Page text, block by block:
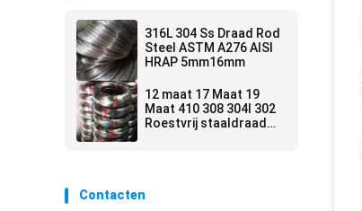
316L 304 Ss Draad Rod
Steel ASTM A276 AISI
HRAP 5mm16mm
12 maat 17 Maat 19
Maat 410 308 304l 302
Roestvrij staaldraad
Contacten